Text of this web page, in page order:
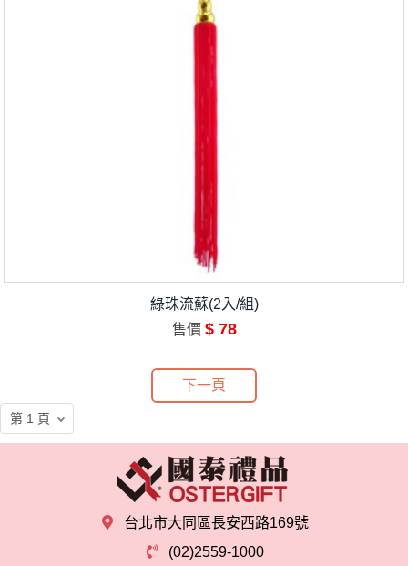
綠珠流蘇(2入/組)
售價 $ 78
下一頁
台北市大同區長安西路169號
(02)2559-1000